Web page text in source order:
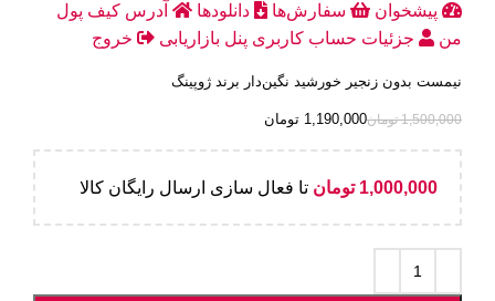
پیشخوان سفارش‌ها دانلودها آدرس کیف پول
من
جزئیات حساب کاربری پنل بازاریابی خروج
نیمست بدون زنجیر خورشید نگین‌دار برند ژوپینگ
1,500,000 تومان1,190,000 تومان
1,000,000 تومان تا فعال سازی ارسال رایگان کالا